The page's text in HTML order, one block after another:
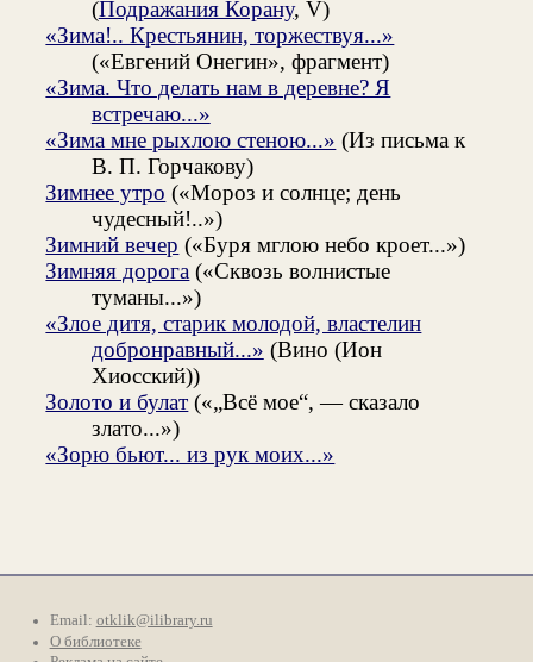
(Подражания Корану, V)
«Зима!.. Крестьянин, торжествуя...»
(«Евгений Онегин», фрагмент)
«Зима. Что делать нам в деревне? Я
встречаю...»
«Зима мне рыхлою стеною...» (Из письма к
В. П. Горчакову)
Зимнее утро («Мороз и солнце; день
чудесный!..»)
Зимний вечер («Буря мглою небо кроет...»)
Зимняя дорога («Сквозь волнистые
туманы...»)
«Злое дитя, старик молодой, властелин
добронравный...» (Вино (Ион
Хиосский))
Золото и булат («„Всё мое“, — сказало
злато...»)
«Зорю бьют... из рук моих...»
Email: otklik@ilibrary.ru
О библиотеке